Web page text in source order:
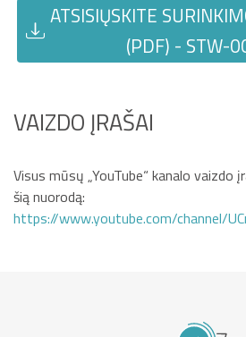
ATSISIŲSKITE
(PDF) - STW-
VAIZDO ĮRAŠAI
Visus mūsų „YouTube“ kanalo vaizdo
šią nuorodą:
https://www.youtube.com/channel/